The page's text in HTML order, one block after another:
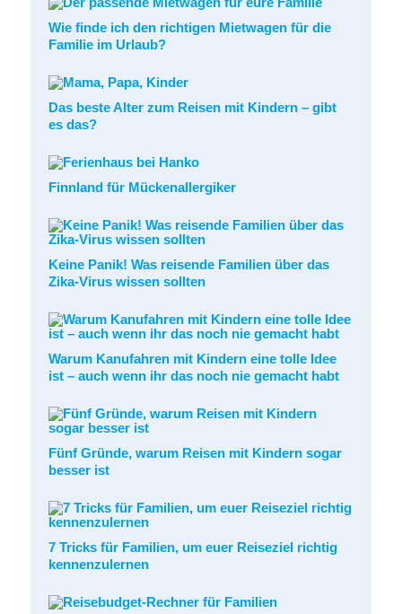
Wie finde ich den richtigen Mietwagen für die
Familie im Urlaub?
Das beste Alter zum Reisen mit Kindern – gibt
es das?
Finnland für Mückenallergiker
Keine Panik! Was reisende Familien über das
Zika-Virus wissen sollten
Warum Kanufahren mit Kindern eine tolle Idee
ist – auch wenn ihr das noch nie gemacht habt
Fünf Gründe, warum Reisen mit Kindern sogar
besser ist
7 Tricks für Familien, um euer Reiseziel richtig
kennenzulernen